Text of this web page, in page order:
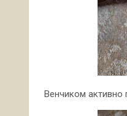
Венчиком активно